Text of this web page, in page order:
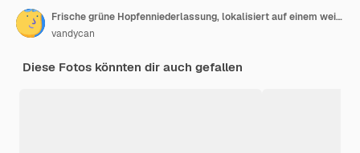
Frische grüne Hopfenniederlassung, lokalisiert auf einem weißen Hintergrund. Hopfenzapfen mit Blatt. Bio Hopfenblüten. Nahaufnahme.
vandycan
Diese Fotos könnten dir auch gefallen